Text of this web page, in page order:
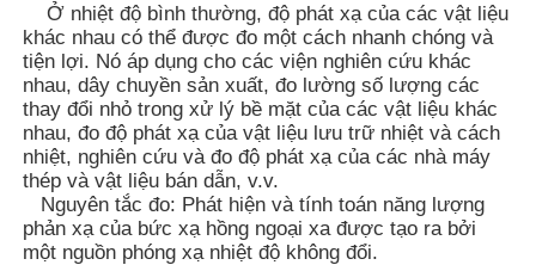
Ở nhiệt độ bình thường, độ phát xạ của các vật liệu
khác nhau có thể được đo một cách nhanh chóng và
tiện lợi. Nó áp dụng cho các viện nghiên cứu khác
nhau, dây chuyền sản xuất, đo lường số lượng các
thay đổi nhỏ trong xử lý bề mặt của các vật liệu khác
nhau, đo độ phát xạ của vật liệu lưu trữ nhiệt và cách
nhiệt, nghiên cứu và đo độ phát xạ của các nhà máy
thép và vật liệu bán dẫn, v.v.
Nguyên tắc đo: Phát hiện và tính toán năng lượng
phản xạ của bức xạ hồng ngoại xa được tạo ra bởi
một nguồn phóng xạ nhiệt độ không đổi.